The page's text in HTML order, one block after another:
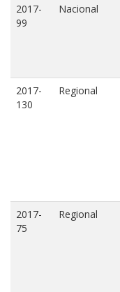
2017-
99
Nacional
2017-
130
Regional
2017-
75
Regional